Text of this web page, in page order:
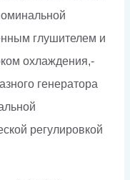
глушителем и
охлаждения,-
генератора
регулировкой